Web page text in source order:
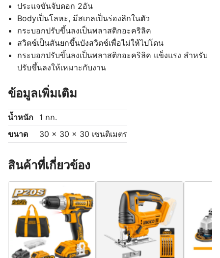
ประแจขันจับดอก 2อัน
Bodyเป็นโลหะ, มีสเกลเป็นร่องลึกในตัว
กระบอกปรับขึ้นลงเป็นพลาสติกอะคริลิค
สวิตช์เป็นสันยกขึ้นบังสวิตช์เพื่อไม่ให้ไปโดน
กระบอกปรับขึ้นลงเป็นพลาสติกอะคริลิค แข็งแรง สำหรับ
ปรับขึ้นลงให้เหมาะกับงาน
ข้อมูลเพิ่มเติม
น้ำหนัก
1 กก.
ขนาด
30 × 30 × 30 เซนติเมตร
สินค้าที่เกี่ยวข้อง